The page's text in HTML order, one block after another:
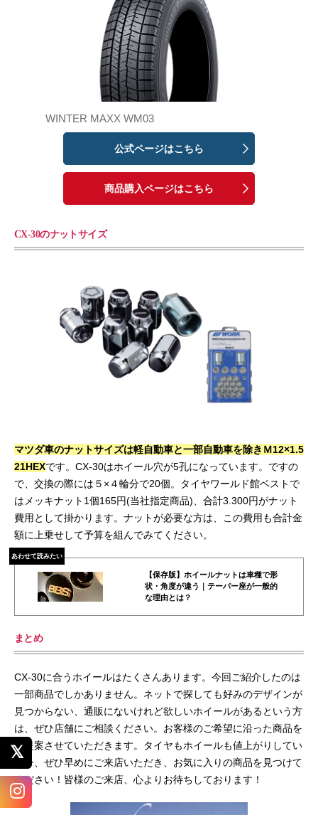
WINTER MAXX WM03
公式ページはこちら
商品購入ページはこちら
CX-30のナットサイズ
マツダ車のナットサイズは軽自動車と一部自動車を除きＭ12×1.5
21HEXです。CX-30はホイール穴が5孔になっています。ですの
で、交換の際には５×４輪分で20個。タイヤワールド館ベストで
はメッキナット1個165円(当社指定商品)、合計3.300円がナット
費用として掛かります。ナットが必要な方は、この費用も合計金
額に上乗せして予算を組んでみてください。
あわせて読みたい
【保存版】ホイールナットは車種で形
状・角度が違う｜テーパー座が一般的
な理由とは？
まとめ
CX-30に合うホイールはたくさんあります。今回ご紹介したのは
一部商品でしかありません。ネットで探しても好みのデザインが
見つからない、通販にないけれど欲しいホイールがあるという方
は、ぜひ店舗にご相談ください。お客様のご希望に沿った商品を
ご提案させていただきます。タイヤもホイールも値上がりしてい
る今、ぜひ早めにご来店いただき、お気に入りの商品を見つけて
ください！皆様のご来店、心よりお待ちしております！